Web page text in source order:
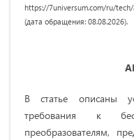
https://7universum.com/ru/
(дата обращения: 08.08.2026).
В статье описаны
требования к
преобразователям,